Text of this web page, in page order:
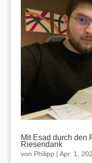
Mit Esad durch den
Riesendank
von Philipp| Apr. 1,